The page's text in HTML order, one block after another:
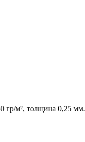
гр/м², толщина 0,25 мм.